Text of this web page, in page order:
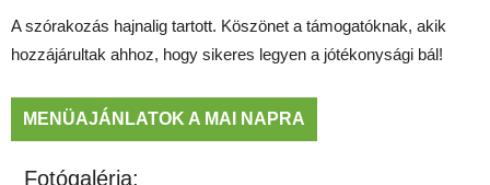
A szórakozás hajnalig tartott. Köszönet a támogatóknak, akik
hozzájárultak ahhoz, hogy sikeres legyen a jótékonysági bál!
MENÜAJÁNLATOK A MAI NAPRA
Fotógaléria: